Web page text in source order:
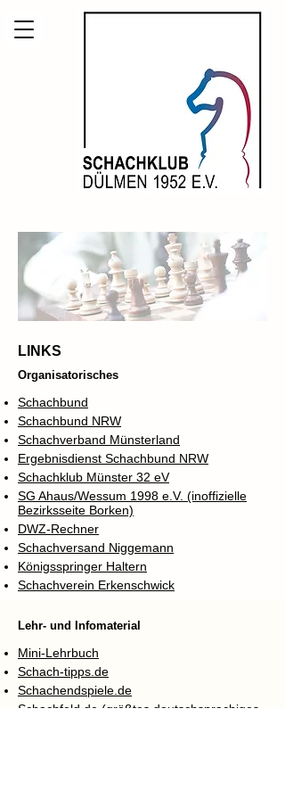
LINKS
Organisatorisches
Schachbund
Schachbund NRW
Schachverband Münsterland
Ergebnisdienst Schachbund NRW
Schachklub Münster 32 eV
SG Ahaus/Wessum 1998 e.V. (inoffizielle
Bezirksseite Borken)
DWZ-Rechner
Schachversand Niggemann
Königsspringer Haltern
Schachverein Erkenschwick
Lehr- und Infomaterial
Mini-Lehrbuch
Schach-tipps.de
Schachendspiele.de
Schachfeld.de (größtes deutschsprachiges